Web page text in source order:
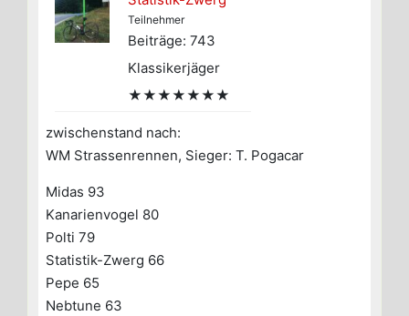
Teilnehmer
Beiträge: 743
Klassikerjäger
★★★★★★★
zwischenstand nach:
WM Strassenrennen, Sieger: T. Pogacar
Midas 93
Kanarienvogel 80
Polti 79
Statistik-Zwerg 66
Pepe 65
Nebtune 63